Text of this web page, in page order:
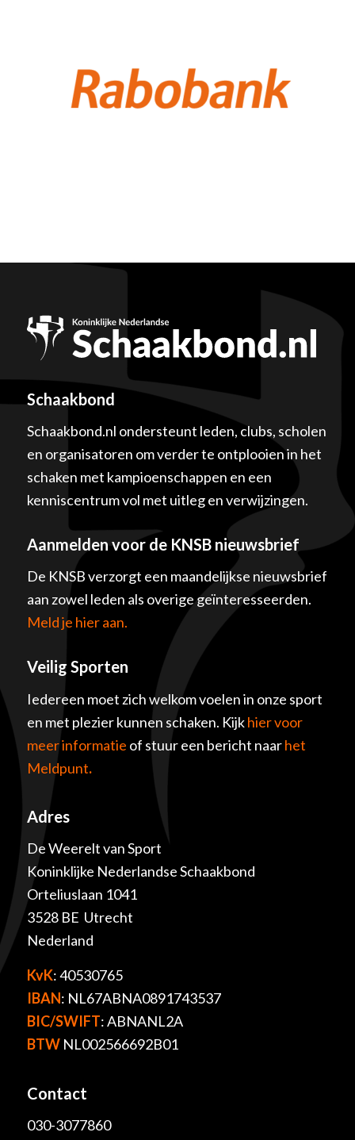
Schaakbond
Schaakbond.nl ondersteunt leden, clubs, scholen
en organisatoren om verder te ontplooien in het
schaken met kampioenschappen en een
kenniscentrum vol met uitleg en verwijzingen.
Aanmelden voor de KNSB nieuwsbrief
De KNSB verzorgt een maandelijkse nieuwsbrief
aan zowel leden als overige geïnteresseerden.
Meld je hier aan.
Veilig Sporten
Iedereen moet zich welkom voelen in onze sport
en met plezier kunnen schaken. Kijkhier voor
meer informatie of stuur een bericht naarhet
Meldpunt.
Adres
De Weerelt van Sport
Koninklijke Nederlandse Schaakbond
Orteliuslaan 1041
3528 BE Utrecht
Nederland
KvK: 40530765
IBAN: NL67ABNA0891743537
BIC/SWIFT: ABNANL2A
BTWNL002566692B01
Contact
030-3077860